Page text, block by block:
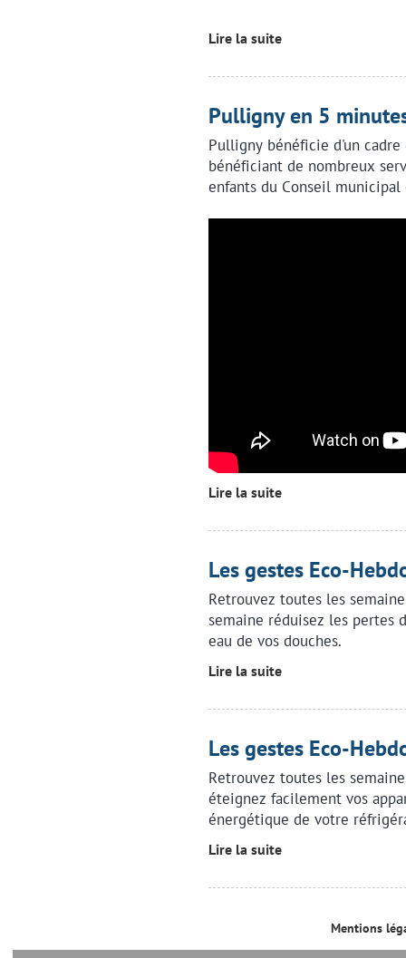
Lire la suite
Pulligny en 5
Pulligny bénéficie d'un
bénéficiant de nombreux
enfants du Conseil
Lire la suite
Les gestes Eco-
Retrouvez toutes les
semaine réduisez les pertes
eau de vos douches.
Lire la suite
Les gestes Eco-
Retrouvez toutes les
éteignez facilement vos
énergétique de votre
Lire la suite
Mentions